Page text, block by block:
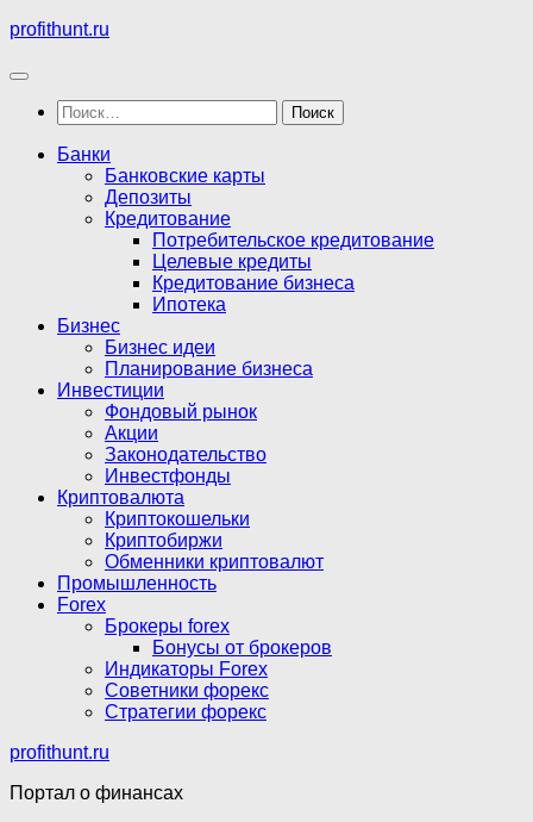
Перейти
содержимому
profithunt.ru
Найти:
Банки
Банковские карты
Депозиты
Кредитование
Потребительское кредитование
Целевые кредиты
Кредитование бизнеса
Ипотека
Бизнес
Бизнес идеи
Планирование бизнеса
Инвестиции
Фондовый рынок
Акции
Законодательство
Инвестфонды
Криптовалюта
Криптокошельки
Криптобиржи
Обменники криптовалют
Промышленность
Forex
Брокеры forex
Бонусы от брокеров
Индикаторы Forex
Советники форекс
Стратегии форекс
profithunt.ru
Портал о финансах